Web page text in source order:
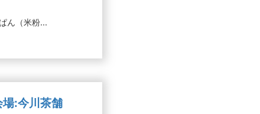
ん（米粉...
:今川茶舗